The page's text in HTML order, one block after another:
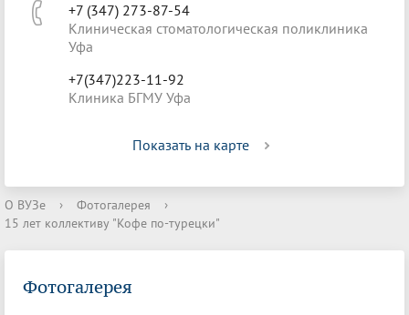
+7 (347) 273-87-54
Клиническая стоматологическая поликлиника
Уфа
+7(347)223-11-92
Клиника БГМУ Уфа
Показать на карте
О ВУЗе › Фотогалерея
›
15 лет коллективу "Кофе по-турецки"
Фотогалерея